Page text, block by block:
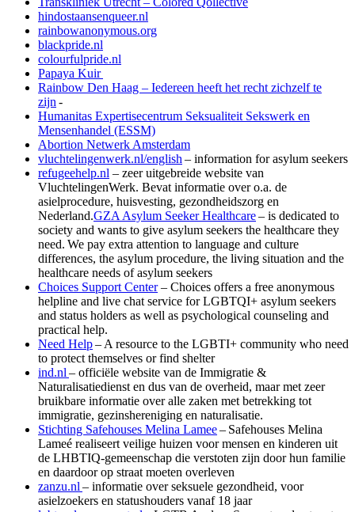
hindostaansenqueer.nl
rainbowanonymous.org
blackpride.nl
colourfulpride.nl
Papaya Kuir
Rainbow Den Haag – Iedereen heeft het recht zichzelf te
zijn -
Humanitas Expertisecentrum Seksualiteit Sekswerk en
Mensenhandel (ESSM)
Abortion Netwerk Amsterdam
vluchtelingenwerk.nl/english – information for asylum seekers
refugeehelp.nl – zeer uitgebreide website van
VluchtelingenWerk. Bevat informatie over o.a. de
asielprocedure, huisvesting, gezondheidszorg en
Nederland.GZA Asylum Seeker Healthcare– is dedicated to
society and wants to give asylum seekers the healthcare they
need. We pay extra attention to language and culture
differences, the asylum procedure, the living situation and the
healthcare needs of asylum seekers
Choices Support Center– Choices offers a free anonymous
helpline and live chat service for LGBTQI+ asylum seekers
and status holders as well as psychological counseling and
practical help.
Need Help– A resource to the LGBTI+ community who need
to protect themselves or find shelter
ind.nl – officiële website van de Immigratie &
Naturalisatiedienst en dus van de overheid, maar met zeer
bruikbare informatie over alle zaken met betrekking tot
immigratie, gezinshereniging en naturalisatie.
Stichting Safehouses Melina Lamee– Safehouses Melina
Lameé realiseert veilige huizen voor mensen en kinderen uit
de LHBTIQ-gemeenschap die verstoten zijn door hun familie
en daardoor op straat moeten overleven
zanzu.nl – informatie over seksuele gezondheid, voor
asielzoekers en statushouders vanaf 18 jaar